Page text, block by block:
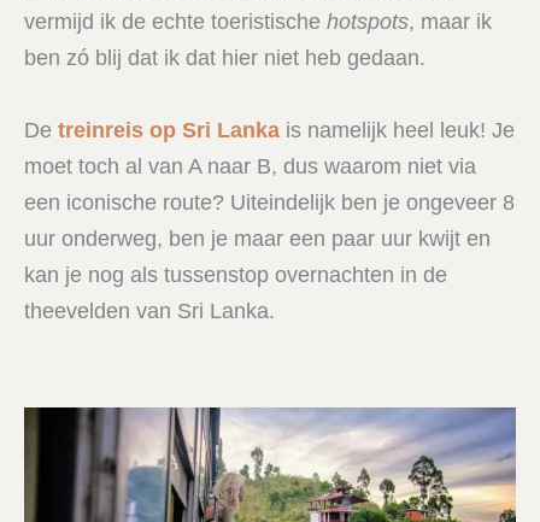
vermijd ik de echte toeristische hotspots, maar ik
ben zó blij dat ik dat hier niet heb gedaan.
De treinreis op Sri Lanka is namelijk heel leuk! Je
moet toch al van A naar B, dus waarom niet via
een iconische route? Uiteindelijk ben je ongeveer 8
uur onderweg, ben je maar een paar uur kwijt en
kan je nog als tussenstop overnachten in de
theevelden van Sri Lanka.